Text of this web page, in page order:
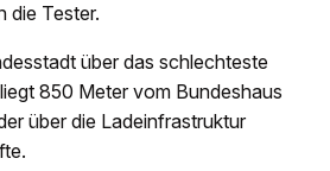
die Tester.
über das schlechteste
850 Meter vom Bundeshaus
über die Ladeinfrastruktur